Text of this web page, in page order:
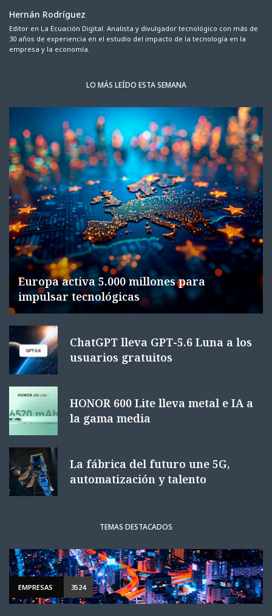
Hernán Rodríguez
Editor en La Ecuación Digital. Analista y divulgador tecnológico con más de
30 años de experiencia en el estudio del impacto de la tecnología en la
empresa y la economía.
LO MÁS LEÍDO ESTA SEMANA
Europa activa 5.000 millones para
impulsar tecnológicas
ChatGPT lleva GPT-5.6 Luna a los
usuarios gratuitos
HONOR 600 Lite lleva metal e IA a
la gama media
La fábrica del futuro une 5G,
automatización y talento
TEMAS DESTACADOS
EMPRESAS 3524